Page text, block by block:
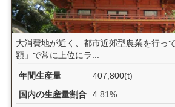
大消費地が近く、都市近郊型農業を行っ
額」で常に上位にラ...
年間生産量
407,800(t)
国内の生産量割合
4.81%